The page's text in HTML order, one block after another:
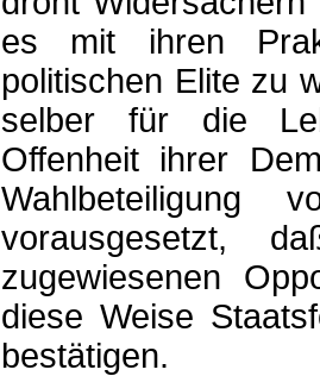
es mit ihren
politischen Elite zu
selber für die
Offenheit ihrer
Wahlbeteiligung
vorausgesetzt,
zugewiesenen
diese Weise
bestätigen.